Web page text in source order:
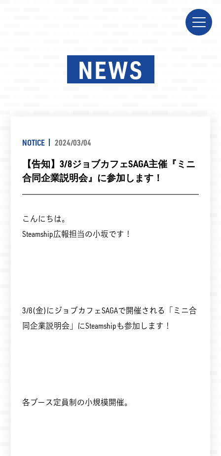
NEWS
NOTICE 2024/03/04
【告知】3/8ジョブカフェSAGA主催『ミニ
合同企業説明会』に参加します！
こんにちは。
Steamship広報担当の小坂です！
3/8(金)にジョブカフェSAGAで開催される「ミニ合
同企業説明会」にSteamshipも参加します！
各ブース定員制の小規模開催。